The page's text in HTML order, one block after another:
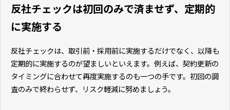
反社チェックは初回のみで済ませず、定期的
に実施する
反社チェックは、取引前・採用前に実施するだけでなく、以降も
定期的に実施するのが望ましいといえます。例えば、契約更新の
タイミングに合わせて再度実施するのも一つの手です。初回の調
査のみで終わらせず、リスク軽減に努めましょう。